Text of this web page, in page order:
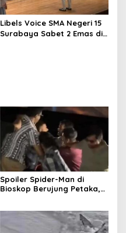
Libels Voice SMA Negeri 15
Surabaya Sabet 2 Emas di
Spoiler Spider-Man di
Bioskop Berujung Petaka,